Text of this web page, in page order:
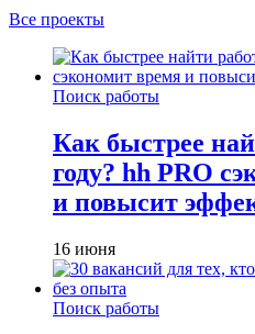
Все проекты
Поиск работы
Как быстрее
году? hh PRO
и повысит
16 июня
Поиск работы